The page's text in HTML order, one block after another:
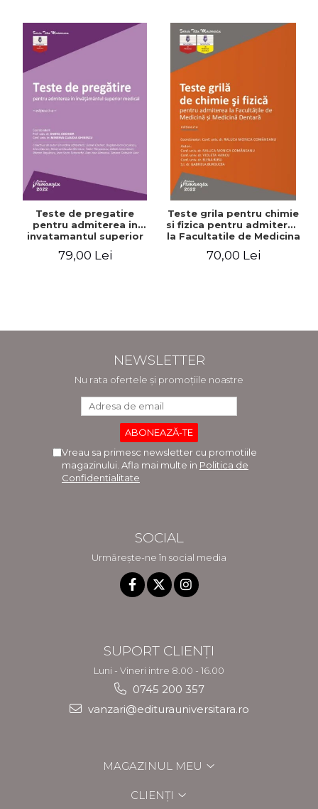
Teste de pregatire
pentru admiterea in
invatamantul superior
medical. Editia a V-a -
Daniel Cochior, Minerva
79,00 Lei
Teste grila pentru chimie
si fizica pentru admiterea
la Facultatile de Medicina
si Medicina Dentara.
Editia a II-a - Raluca
70,00 Lei
NEWSLETTER
Nu rata ofertele și promoțiile noastre
Vreau sa primesc newsletter cu promotiile
magazinului. Afla mai multe in Politica de
Confidentialitate
SOCIAL
Urmărește-ne în social media
SUPORT CLIENȚI
Luni - Vineri intre 8.00 - 16.00
0745 200 357
vanzari@editurauniversitara.ro
MAGAZINUL MEU
CLIENȚI